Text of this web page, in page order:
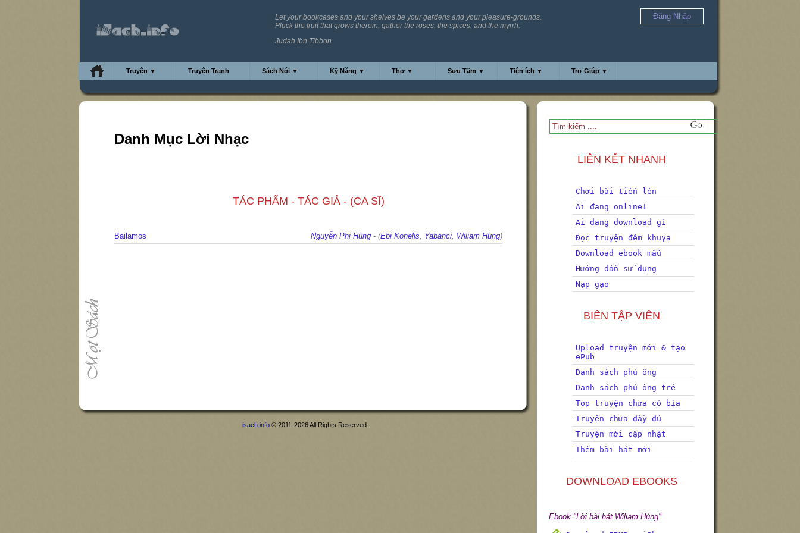
Let your bookcases and your shelves be your gardens and your pleasure-grounds.
Pluck the fruit that grows therein, gather the roses, the spices, and the myrrh.
Judah Ibn Tibbon
Đăng Nhập
Truyện ▼ Truyện Tranh Sách Nói ▼ Kỹ Năng ▼ Thơ ▼ Sưu Tầm ▼ Tiện ích ▼ Trợ Giúp ▼
LIÊN KẾT NHANH
Chơi bài tiến lên
Ai đang online!
Ai đang download gì
Đọc truyện đêm khuya
Download ebook mẫu
Hướng dẫn sử dụng
Nạp gạo
BIÊN TẬP VIÊN
Upload truyện mới & tạo
ePub
Danh sách phú ông
Danh sách phú ông trẻ
Top truyện chưa có bìa
Truyện chưa đầy đủ
Truyện mới cập nhật
Thêm bài hát mới
DOWNLOAD EBOOKS
Ebook "Lời bài hát Wiliam Hùng"
Danh Mục Lời Nhạc
TÁC PHẨM - TÁC GIẢ - (CA SĨ)
Bailamos Nguyễn Phi Hùng - (Ebi Konelis, Yabanci, Wiliam Hùng)
isach.info © 2011-2026 All Rights Reserved.